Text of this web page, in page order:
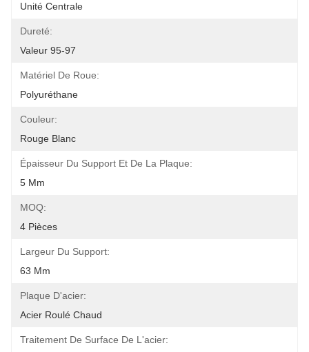
Unité Centrale
Dureté:
Valeur 95-97
Matériel De Roue:
Polyuréthane
Couleur:
Rouge Blanc
Épaisseur Du Support Et De La Plaque:
5 Mm
MOQ:
4 Pièces
Largeur Du Support:
63 Mm
Plaque D'acier:
Acier Roulé Chaud
Traitement De Surface De L'acier: